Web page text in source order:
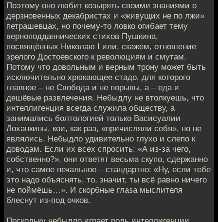
Поэтому оно любит козырять своими знаниями о
дерзновенных декабристах и «живущих не по лжи»
петрашевцах, но почему-то ловко огибает тему
верноподданнических стихов Пушкина,
посвящённых Николаю I или, скажем, отношение
зрелого Достоевского к революциям и смутам.
Потому что довольным и верным трону может быть
исключительно хрюкающее стадо, для которого
главное – не Свобода и не порывы, а – еда и
дешёвые развлечения. Небыдлу не втолкуешь, что
интеллигенция всегда служила обществу, а
занимались болтологией только Васисуалии
Лоханкины, кои, как раз, «причисляли себя», но не
являлись. Небыдло удивительно глухо и слепо к
доводам. Если их всех спросить: «А из-за чего,
собственно?», они ответят весьма скупо, сдержанно
и, что самое печальное – стандартно: «Ну, если тебе
это надо объяснять, то, значит, ты всё равно ничего
не поймёшь…». И скорбные глаза мыслителя
блеснут из-под очков.